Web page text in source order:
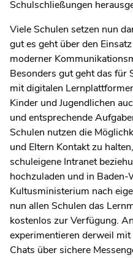
Schulschließungen
Viele Schulen setzen nun
gut es geht über den
moderner
Besonders gut geht das für
mit digitalen
Kinder und Jugendlichen
und entsprechende
Schulen nutzen die
und Eltern Kontakt zu
schuleigene Intranet
hochzuladen und in
Kultusministerium nach
nun allen Schulen das
kostenlos zur Verfügung.
experimentieren derweil
Chats über sichere